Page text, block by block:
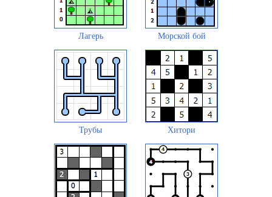
Лагерь Морской бой
Трубы Хитори